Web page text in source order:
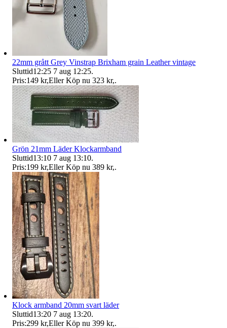
22mm grått Grey Vinstrap Brixham grain Leather vintage
Sluttid12:25 7 aug 12:25.
Pris:149 kr,Eller Köp nu 323 kr,.
Grön 21mm Läder Klockarmband
Sluttid13:10 7 aug 13:10.
Pris:199 kr,Eller Köp nu 389 kr,.
Klock armband 20mm svart läder
Sluttid13:20 7 aug 13:20.
Pris:299 kr,Eller Köp nu 399 kr,.